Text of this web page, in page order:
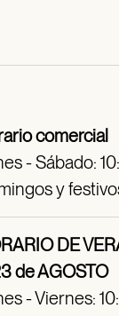
comercial
- Sábado:
y
DE
de AGOSTO
- Viernes: